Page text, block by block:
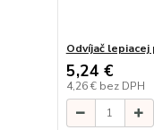
Odvíjač lepiacej
5,24 €
4,26 € bez DPH